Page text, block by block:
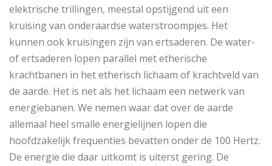
elektrische trillingen, meestal opstijgend uit een
kruising van onderaardse waterstroompjes. Het
kunnen ook kruisingen zijn van ertsaderen. De water-
of ertsaderen lopen parallel met etherische
krachtbanen in het etherisch lichaam of krachtveld van
de aarde. Het is net als het lichaam een netwerk van
energiebanen. We nemen waar dat over de aarde
allemaal heel smalle energielijnen lopen die
hoofdzakelijk frequenties bevatten onder de 100 Hertz.
De energie die daar uitkomt is uiterst gering. De